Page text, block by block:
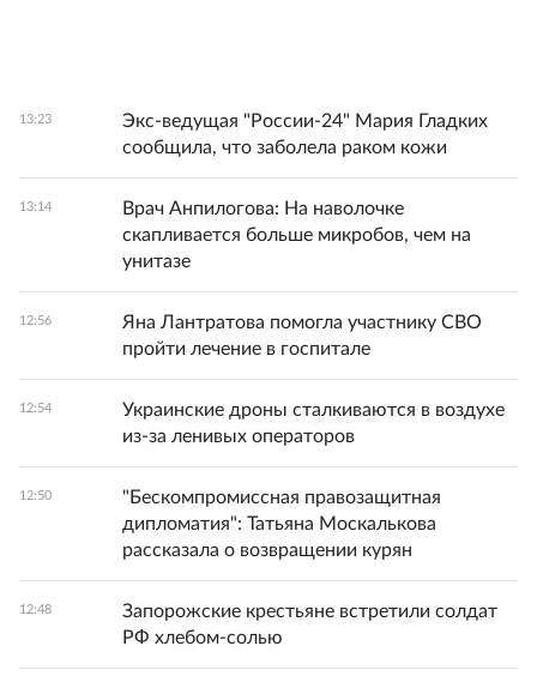
13:23
Экс-ведущая "России-24" Мария Гладких
сообщила, что заболела раком кожи
13:14
Врач Анпилогова: На наволочке
скапливается больше микробов, чем на
унитазе
12:56
Яна Лантратова помогла участнику СВО
пройти лечение в госпитале
12:54
Украинские дроны сталкиваются в воздухе
из-за ленивых операторов
12:50
"Бескомпромиссная правозащитная
дипломатия": Татьяна Москалькова
рассказала о возвращении курян
12:48
Запорожские крестьяне встретили солдат
РФ хлебом-солью